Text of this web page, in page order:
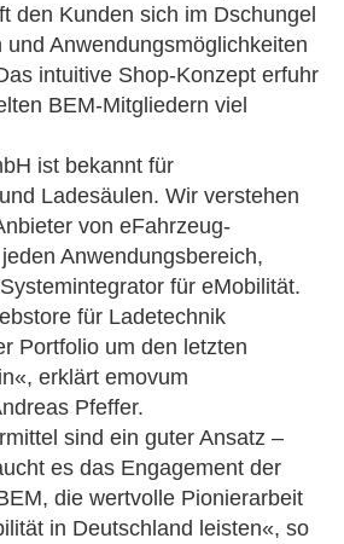
den Kunden sich im Dschungel
Anwendungsmöglichkeiten
intuitive Shop-Konzept erfuhr
BEM-Mitgliedern viel
ist bekannt für
Ladesäulen. Wir verstehen
von eFahrzeug-
Anwendungsbereich,
für eMobilität.
für Ladetechnik
Portfolio um den letzten
erklärt emovum
Pfeffer.
sind ein guter Ansatz –
es das Engagement der
die wertvolle Pionierarbeit
in Deutschland leisten«, so